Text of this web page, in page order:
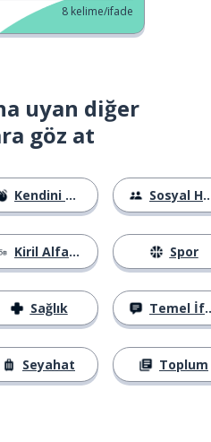
8 kelime/ifade
uyan diğer
göz at
Kendini Tanıtma
Kiril Alfabesi
Sağlık
Seyahat
Sosyal Hayat
Spor
Temel İfadeler
Toplum